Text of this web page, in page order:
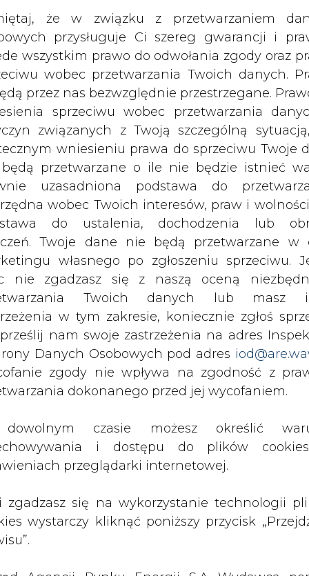
że w związku z przetwarzaniem
przysługuje Ci szereg gwarancji i
wszystkim prawo do odwołania zgody oraz
wobec przetwarzania Twoich danych.
przez nas bezwzględnie przestrzegane.
sprzeciwu wobec przetwarzania
związanych z Twoją szczególną
wniesieniu prawa do sprzeciwu Twoje
przetwarzane o ile nie będzie istnieć
uzasadniona podstawa do
wobec Twoich interesów, praw i
do ustalenia, dochodzenia lub
Twoje dane nie będą przetwarzane w
własnego po zgłoszeniu sprzeciwu.
nie zgadzasz się z naszą oceną
Twoich danych lub masz
w tym zakresie, koniecznie zgłoś
prześlij nam swoje zastrzeżenia na adres
Danych Osobowych pod adres
zgody nie wpływa na zgodność z
dokonanego przed jej wycofaniem.
czasie możesz określić
i dostępu do plików
przeglądarki internetowej.
zgadzasz się na wykorzystanie technologii
wystarczy kliknąć poniższy przycisk
spółek PGE Polska Grupa Energetyczna,
niezmieniona, ponieważ firmy mają
operacyjnej (FFO) oraz EBITDA
wielkości plany inwestycyjne wartość
dywidend będzie negatywna oraz
Jacek Kawałczewski, analityk w
będą miały relatywnie dobry dostęp do
znaczenie, względnie małą zależność od
Skarb Państwa" - podkreślił.
“Polish Energy Utilities - 2010 Outlook"
na infrastrukturę polskiego
które mogą opóźnić wdrożenie
okres realizacji inwestycji, przeszkody
struktura polskiego rynku
energii elektrycznej, oraz silną
energetycznych na rynku dystrybucji i
i długim okresie.
publikacji do szkoleń treningowych LLM.